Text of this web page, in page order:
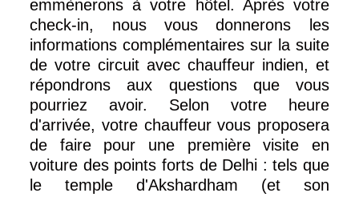
emmènerons à votre hôtel. Après votre
check-in, nous vous donnerons les
informations complémentaires sur la suite
de votre circuit avec chauffeur indien, et
répondrons aux questions que vous
pourriez avoir. Selon votre heure
d'arrivée, votre chauffeur vous proposera
de faire pour une première visite en
voiture des points forts de Delhi : tels que
le temple d'Akshardham (et son